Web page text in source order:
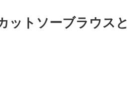
ットソーブラウスと